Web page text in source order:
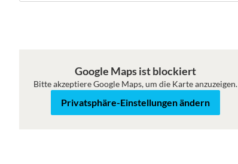
Karte Satellit
Google Maps ist blockiert
Bitte akzeptiere Google Maps, um die Karte anzuzeigen.
Privatsphäre-Einstellungen ändern